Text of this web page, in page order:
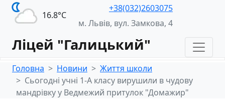
16.8°С
+38(032)2603075
м. Львів, вул. Замкова, 4
Ліцей "Галицький"
Головна Новини
Життя школи
Сьогодні учні 1-А класу вирушили в чудову
мандрівку у Ведмежий притулок "Домажир"